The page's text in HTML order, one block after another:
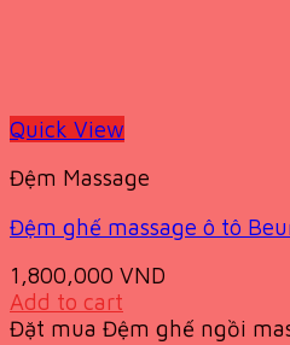
Quick View
Đệm Massage
Đệm ghế massage ô tô
1,800,000 VND
Add to cart
Đặt mua Đệm ghế ngồi